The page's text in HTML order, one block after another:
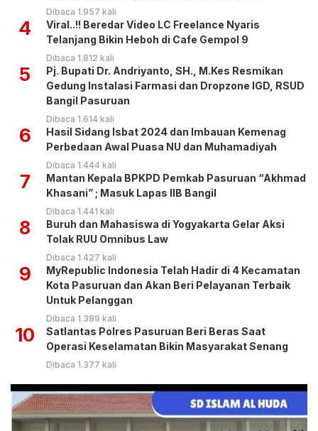
Dibaca 1.957 kali
4
Viral..!! Beredar Video LC Freelance Nyaris
Telanjang Bikin Heboh di Cafe Gempol 9
Dibaca 1.812 kali
5
Pj. Bupati Dr. Andriyanto, SH., M.Kes Resmikan
Gedung Instalasi Farmasi dan Dropzone IGD, RSUD
Bangil Pasuruan
Dibaca 1.614 kali
6
Hasil Sidang Isbat 2024 dan Imbauan Kemenag
Perbedaan Awal Puasa NU dan Muhamadiyah
Dibaca 1.444 kali
7
Mantan Kepala BPKPD Pemkab Pasuruan “Akhmad
Khasani” ; Masuk Lapas IIB Bangil
Dibaca 1.441 kali
8
Buruh dan Mahasiswa di Yogyakarta Gelar Aksi
Tolak RUU Omnibus Law
Dibaca 1.427 kali
9
MyRepublic Indonesia Telah Hadir di 4 Kecamatan
Kota Pasuruan dan Akan Beri Pelayanan Terbaik
Untuk Pelanggan
Dibaca 1.389 kali
10
Satlantas Polres Pasuruan Beri Beras Saat
Operasi Keselamatan Bikin Masyarakat Senang
Dibaca 1.377 kali